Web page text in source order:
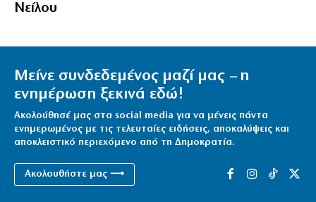
Νείλου
Μείνε συνδεδεμένος μαζί μας – η
ενημέρωση ξεκινά εδώ!
Ακολούθησέ μας στα social media για να μένεις πάντα
ενημερωμένος με τις τελευταίες ειδήσεις, αποκαλύψεις και
αποκλειστικό περιεχόμενο από τη Δημοκρατία.
Ακολουθήστε μας ⟶